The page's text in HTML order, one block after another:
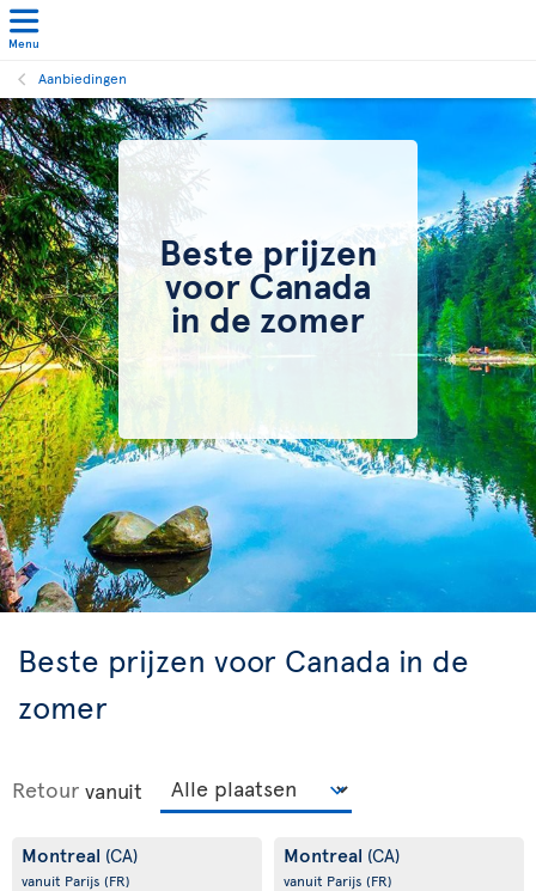
Menu
Aanbiedingen
Beste prijzen
voor Canada
in de zomer
Beste prijzen voor Canada in de
zomer
Retour vanuit
Montreal (CA)
vanuit Parijs (FR)
Montreal (CA)
vanuit Parijs (FR)